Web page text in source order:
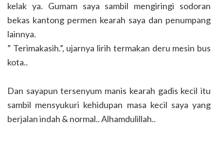
kelak ya. Gumam saya sambil mengiringi sodoran
bekas kantong permen kearah saya dan penumpang
lainnya.
” Terimakasih.”, ujarnya lirih termakan deru mesin bus
kota..
Dan sayapun tersenyum manis kearah gadis kecil itu
sambil mensyukuri kehidupan masa kecil saya yang
berjalan indah & normal.. Alhamdulillah..